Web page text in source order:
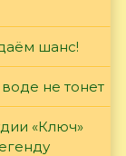
шанс!
не тонет
«Ключ»